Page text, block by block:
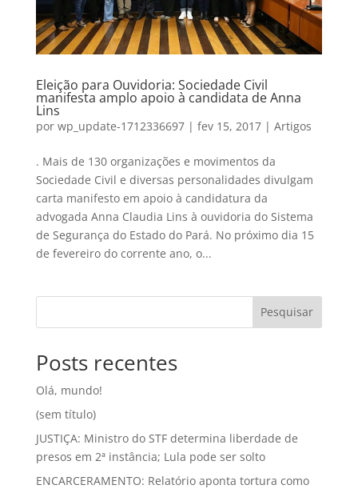
Eleição para Ouvidoria: Sociedade Civil
manifesta amplo apoio à candidata de Anna
Lins
por wp_update-1712336697| fev 15, 2017| Artigos
. Mais de 130 organizações e movimentos da
Sociedade Civil e diversas personalidades divulgam
carta manifesto em apoio à candidatura da
advogada Anna Claudia Lins à ouvidoria do Sistema
de Segurança do Estado do Pará. No próximo dia 15
de fevereiro do corrente ano, o...
Pesquisar
Posts recentes
Olá, mundo!
(sem título)
JUSTIÇA: Ministro do STF determina liberdade de
presos em 2ª instância; Lula pode ser solto
ENCARCERAMENTO: Relatório aponta tortura como